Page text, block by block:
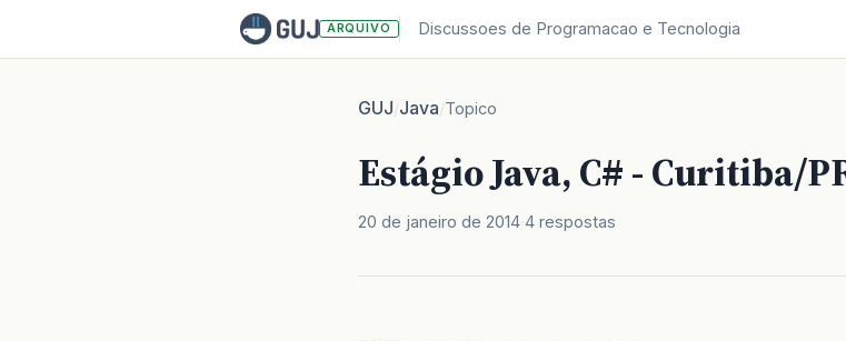
ARQUIVO Discussoes de Programacao e Tecnologia
GUJ/Java/Topico
Estágio Java, C# - Curitiba/
20 de janeiro de 2014 4 respostas